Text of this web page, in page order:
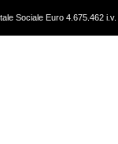
Sociale Euro 4.675.462